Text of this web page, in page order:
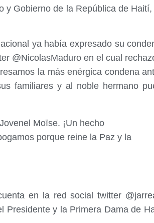
y Gobierno de la República de Haití,
ya había expresado su
@NicolasMaduro en el cual
la más enérgica condena
familiares y al noble hermano
Moïse. ¡Un hecho
porque reine la Paz y la
en la red social twitter
Presidente y la Primera Dama de